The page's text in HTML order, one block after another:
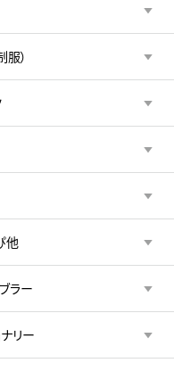
服）
他
ラー
リー